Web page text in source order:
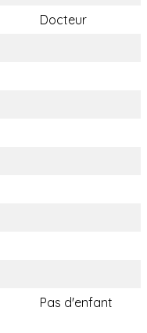
Docteur
Pas d'enfant